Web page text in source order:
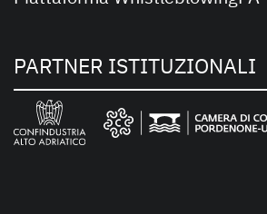
PARTNER ISTITUZIONALI